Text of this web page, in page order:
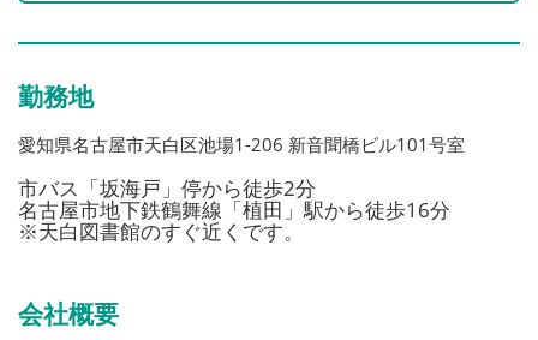
勤務地
愛知県名古屋市天白区池場1-206 新音聞橋ビル101号室
市バス「坂海戸」停から徒歩2分
名古屋市地下鉄鶴舞線「植田」駅から徒歩16分
※天白図書館のすぐ近くです。
会社概要